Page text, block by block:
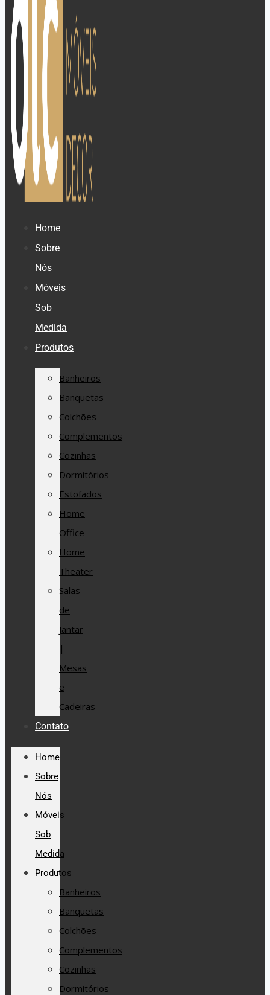
Home
Sobre
Nós
Móveis
Sob
Medida
Produtos
Banheiros
Banquetas
Colchões
Complementos
Cozinhas
Dormitórios
Estofados
Home
Office
Home
Theater
Salas
de
Jantar
|
Mesas
e
Cadeiras
Contato
Home
Sobre
Nós
Móveis
Sob
Medida
Produtos
Banheiros
Banquetas
Colchões
Complementos
Cozinhas
Dormitórios